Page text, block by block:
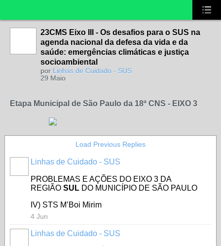
23CMS Eixo III - Os desafios para o SUS na
agenda nacional da defesa da vida e da
saúde: emergências climáticas e justiça
socioambiental
por Linhas de Cuidado - SUS
29 Maio
Etapa Municipal de São Paulo da 18ª CNS - EIXO 3
Load Previous Replies
Linhas de Cuidado - SUS
PROBLEMAS E AÇÕES DO EIXO 3 DA
REGIÃO SUL DO MUNICÍPIO DE SÃO PAULO
IV) STS M’Boi Mirim
4 Jun
Linhas de Cuidado - SUS